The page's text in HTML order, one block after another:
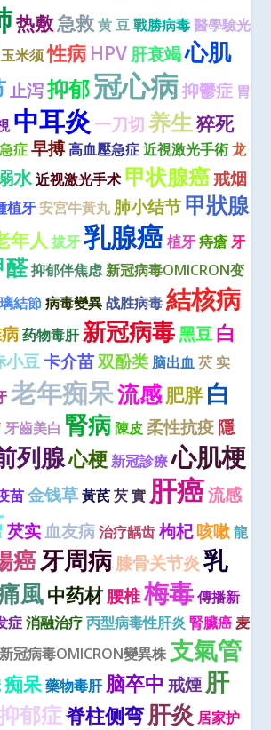
热敷急救 黄 豆 戰勝病毒 醫學驗光
玉米须 性病 HPV肝衰竭心肌
止泻抑郁冠心病抑鬱症 胃
中耳炎 一刀切 养生猝死
症 早搏高血壓急症 近視激光手術 龙
水近视激光手术 甲状腺癌戒烟
植牙 安宮牛黃丸 肺小结节甲狀腺
年人 拔牙 乳腺癌 植牙 痔瘡 牙
醛抑郁伴焦虑新冠病毒OMICRON变
結節 病毒變異 战胜病毒 結核病
药物毒肝新冠病毒黑豆白
小豆卡介苗双酚类 脑出血 芡 实
老年痴呆流感肥胖白
牙齒美白 腎病 陳皮 柔性抗疫隱
列腺心梗 新冠診療 心肌梗
苗 金钱草 黃芪 芡 實 肝癌流感
芡实血友病 治疗龋齿 枸杞咳嗽 龍
癌牙周病膝骨关节炎乳
風中药材腰椎梅毒 傳播新
症 消融治疗 丙型病毒性肝炎 腎臟癌 麦
新冠病毒OMICRON變異株支氣管
痴呆藥物毒肝脑卒中 戒煙肝
郁症脊柱侧弯肝炎 居家护